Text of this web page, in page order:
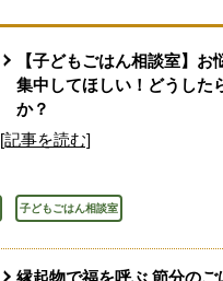
【子どもごはん相談室】お
集中してほしい！どうした
か？
[記事を読む]
子どもごはん相談室